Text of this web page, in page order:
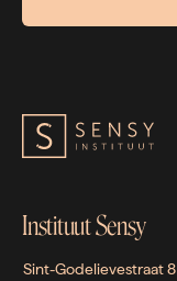
Instituut Sensy
Sint-Godelievestraat 8